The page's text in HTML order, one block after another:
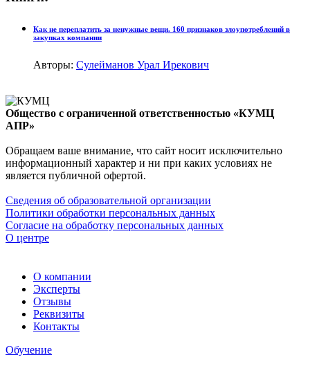
Как не переплатить за ненужные вещи. 160 признаков злоупотреблений в
закупках компании
Авторы: Сулейманов Урал Ирекович
Общество с ограниченной ответственностью «КУМЦ
АПР»
Обращаем ваше внимание, что сайт носит исключительно
информационный характер и ни при каких условиях не
является публичной офертой.
Сведения об образовательной организации
Политики обработки персональных данных
Согласие на обработку персональных данных
О центре
О компании
Эксперты
Отзывы
Реквизиты
Контакты
Обучение